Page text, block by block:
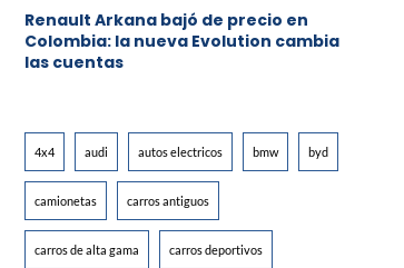
Renault Arkana bajó de precio en
Colombia: la nueva Evolution cambia
las cuentas
4x4 audi autos electricos bmw byd
camionetas carros antiguos
carros de alta gama carros deportivos